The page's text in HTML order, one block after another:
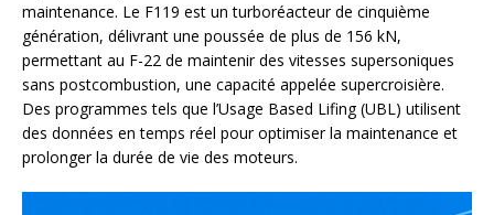
maintenance. Le F119 est un turboréacteur de cinquième
génération, délivrant une poussée de plus de 156 kN,
permettant au F-22 de maintenir des vitesses supersoniques
sans postcombustion, une capacité appelée supercroisière.
Des programmes tels que l’Usage Based Lifing (UBL) utilisent
des données en temps réel pour optimiser la maintenance et
prolonger la durée de vie des moteurs.